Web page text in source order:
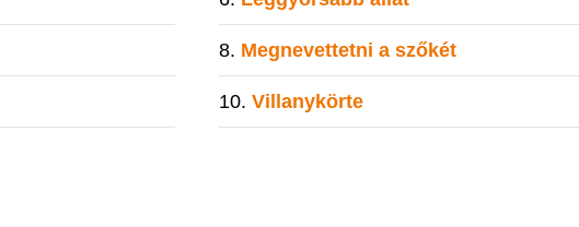
Megnevettetni a szőkét
Villanykörte